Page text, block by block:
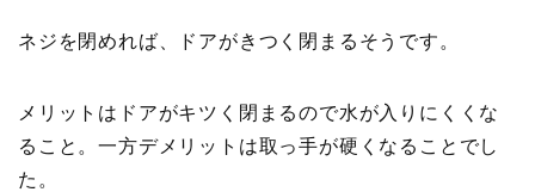
ネジを閉めれば、ドアがきつく閉まるそうです。
メリットはドアがキツく閉まるので水が入りにくくな
ること。一方デメリットは取っ手が硬くなることでし
た。